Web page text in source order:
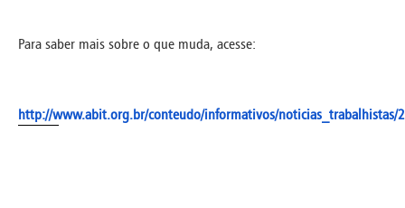
Para saber mais sobre o que muda, acesse:
http://www.abit.org.br/conteudo/informativos/